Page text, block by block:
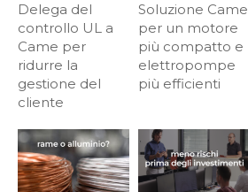
Delega del
controllo UL a
Came per
ridurre la
gestione del
cliente
Soluzione Came
per un motore
più compatto e
elettropompe
più efficienti